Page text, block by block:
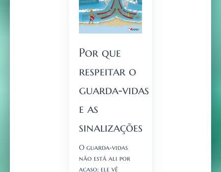
Por que
respeitar o
guarda‑vidas
e as
sinalizações
O guarda‑vidas
não está ali por
acaso; ele vê